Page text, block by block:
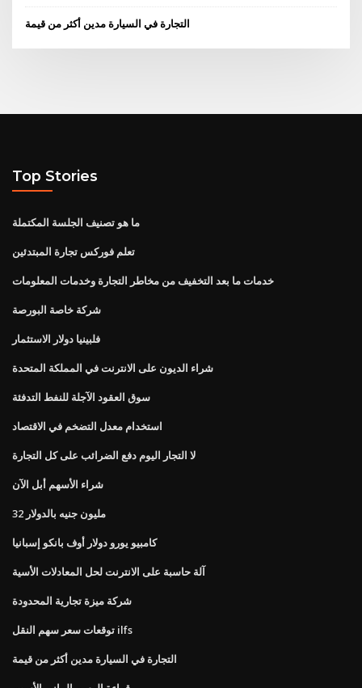
التجارة في السيارة مدين أكثر من قيمة
Top Stories
ما هو تصنيف الجلسة المكتملة
تعلم فوركس تجارة المبتدئين
خدمات ما بعد التخفيف من مخاطر التجارة وخدمات المعلومات
شركة خاصة البورصة
فلبينيا دولار الاستثمار
شراء الديون على الانترنت في المملكة المتحدة
سوق العقود الآجلة للنفط التدفئة
استخدام معدل التضخم في الاقتصاد
لا التجار اليوم دفع الضرائب على كل التجارة
شراء الأسهم أبل الآن
32 مليون جنيه بالدولار
كامبيو يورو دولار أوف بانكو إسبانيا
آلة حاسبة على الانترنت لحل المعادلات الأسية
شركة ميزة تجارية المحدودة
توقعات سعر سهم النقل ilfs
التجارة في السيارة مدين أكثر من قيمة